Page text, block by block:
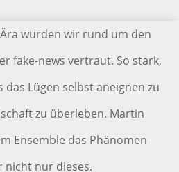
wurden wir rund um den
fake-news vertraut. So stark,
Lügen selbst aneignen zu
zu überleben. Martin
Ensemble das Phänomen
nicht nur dieses.